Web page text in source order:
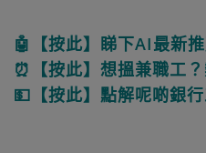
🤖【按此】睇下AI最新
⏰【按此】想搵兼職工
💵【按此】點解呢啲銀